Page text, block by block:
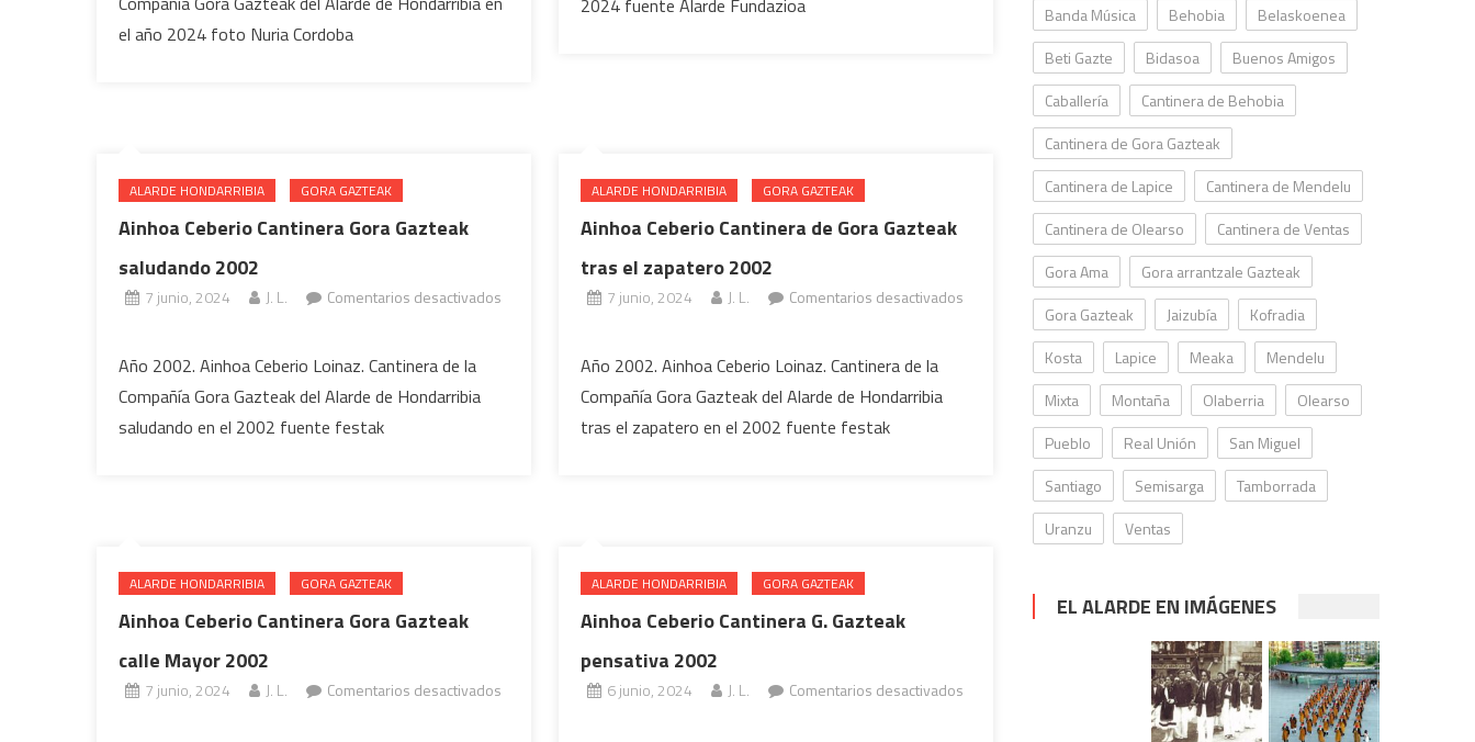
Cantinera
de
el año 2024 foto Nuria Cordoba
2024 fuente Alarde Fundazioa
ALARDE HONDARRIBIA GORA GAZTEAK
Ainhoa Ceberio Cantinera Gora Gazteak
saludando 2002
7 junio, 2024 J. L.
Comentarios desactivados
Ceberio
Cantinera
Gora
Año 2002. Ainhoa Ceberio Loinaz. Cantinera de la
Compañía Gora Gazteak del Alarde de Hondarribia
saludando en el 2002 fuente festak
ALARDE HONDARRIBIA GORA GAZTEAK
Ainhoa Ceberio Cantinera de Gora Gazteak
tras el zapatero 2002
7 junio, 2024 J. L.
Comentarios desactivados
Ceberio
Cantinera
de
zapatero
2002
Año 2002. Ainhoa Ceberio Loinaz. Cantinera de la
Compañía Gora Gazteak del Alarde de Hondarribia
tras el zapatero en el 2002 fuente festak
ALARDE HONDARRIBIA GORA GAZTEAK
Ainhoa Ceberio Cantinera Gora Gazteak
calle Mayor 2002
7 junio, 2024 J. L.
Comentarios desactivados
ALARDE HONDARRIBIA GORA GAZTEAK
Ainhoa Ceberio Cantinera G. Gazteak
pensativa 2002
6 junio, 2024 J. L.
Comentarios desactivados
Banda Música
Behobia
Belaskoenea
Beti Gazte
Bidasoa
Buenos Amigos
Caballería
Cantinera de Behobia
Cantinera de Gora Gazteak
Cantinera de Lapice
Cantinera de Mendelu
Cantinera de Olearso
Cantinera de Ventas
Gora Ama
Gora arrantzale Gazteak
Gora Gazteak
Jaizubía
Kofradia
Kosta
Lapice Meaka
Mendelu
Mixta
Montaña Olaberria
Olearso
Pueblo
Real Unión
San Miguel
Santiago
Semisarga
Tamborrada
Uranzu
Ventas
EL ALARDE EN IMÁGENES